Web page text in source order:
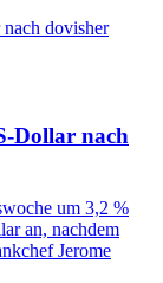
Dollar nach
um 3,2 %
an, nachdem
Jerome